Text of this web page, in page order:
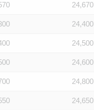
24,670
24,400
24,500
24,600
24,800
24,650